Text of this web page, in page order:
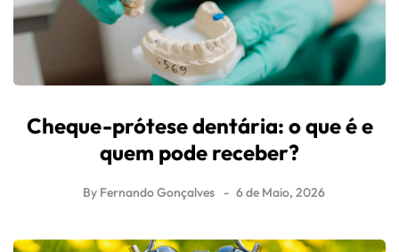
Cheque-prótese dentária: o que é e
quem pode receber?
By Fernando Gonçalves 6 de Maio, 2026